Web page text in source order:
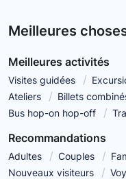
Meilleures
Meilleures activités
Visites guidées
Ateliers
Billets
Bus hop-on hop-off
Recommandations
Adultes Couples
Nouveaux visiteurs